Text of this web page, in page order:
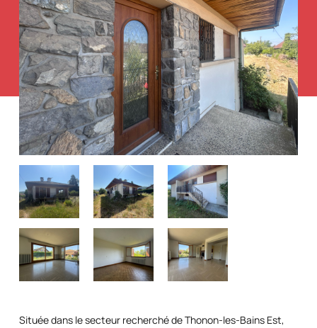
Située dans le secteur recherché de Thonon-les-Bains Est,